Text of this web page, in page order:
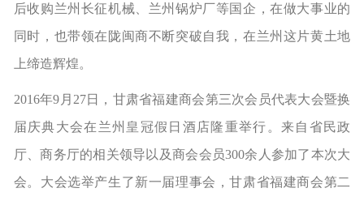
后收购兰州长征机械、兰州锅炉厂等国企，在做大事业的
同时，也带领在陇闽商不断突破自我，在兰州这片黄土地
上缔造辉煌。
2016年9月27日，甘肃省福建商会第三次会员代表大会暨换
届庆典大会在兰州皇冠假日酒店隆重举行。来自省民政
厅、商务厅的相关领导以及商会会员300余人参加了本次大
会。大会选举产生了新一届理事会，甘肃省福建商会第二